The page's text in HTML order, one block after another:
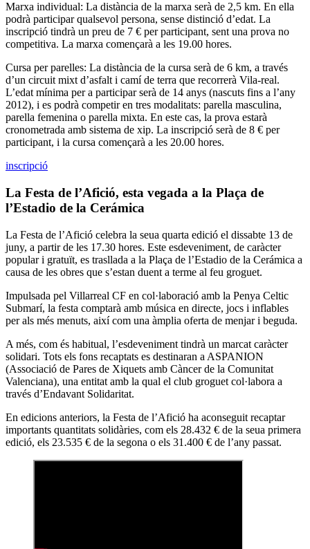
Marxa individual: La distància de la marxa serà de 2,5 km. En ella
podrà participar qualsevol persona, sense distinció d’edat. La
inscripció tindrà un preu de 7 € per participant, sent una prova no
competitiva. La marxa començarà a les 19.00 hores.
Cursa per parelles: La distància de la cursa serà de 6 km, a través
d’un circuit mixt d’asfalt i camí de terra que recorrerà Vila-real.
L’edat mínima per a participar serà de 14 anys (nascuts fins a l’any
2012), i es podrà competir en tres modalitats: parella masculina,
parella femenina o parella mixta. En este cas, la prova estarà
cronometrada amb sistema de xip. La inscripció serà de 8 € per
participant, i la cursa començarà a les 20.00 hores.
inscripció
La Festa de l’Afició, esta vegada a la Plaça de
l’Estadio de la Cerámica
La Festa de l’Afició celebra la seua quarta edició el dissabte 13 de
juny, a partir de les 17.30 hores. Este esdeveniment, de caràcter
popular i gratuït, es trasllada a la Plaça de l’Estadio de la Cerámica a
causa de les obres que s’estan duent a terme al feu groguet.
Impulsada pel Villarreal CF en col·laboració amb la Penya Celtic
Submarí, la festa comptarà amb música en directe, jocs i inflables
per als més menuts, així com una àmplia oferta de menjar i beguda.
A més, com és habitual, l’esdeveniment tindrà un marcat caràcter
solidari. Tots els fons recaptats es destinaran a ASPANION
(Associació de Pares de Xiquets amb Càncer de la Comunitat
Valenciana), una entitat amb la qual el club groguet col·labora a
través d’Endavant Solidaritat.
En edicions anteriors, la Festa de l’Afició ha aconseguit recaptar
importants quantitats solidàries, com els 28.432 € de la seua primera
edició, els 23.535 € de la segona o els 31.400 € de l’any passat.